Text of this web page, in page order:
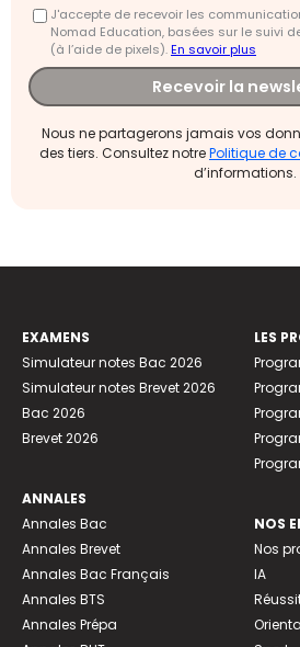
J'accepte de recevoir les
Nomad Education, basées sur le suivi
(à l’aide de pixels).En savoir plus
Recevoir la
Nous ne partagerons jamais vos
des tiers. Consultez notrePolitique de
d’informations.
EXAMENS
Simulateur notes Bac 2026
Simulateur notes Brevet 2026
Bac 2026
Brevet 2026
ANNALES
Annales Bac
Annales Brevet
Annales Bac Français
Annales BTS
Annales Prépa
LES
NOS
Nos
IA